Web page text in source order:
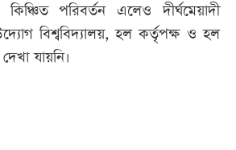
পরিবর্তন এলেও দীর্ঘমেয়াদী
বিশ্ববিদ্যালয়, হল কর্তৃপক্ষ ও হল
যায়নি।